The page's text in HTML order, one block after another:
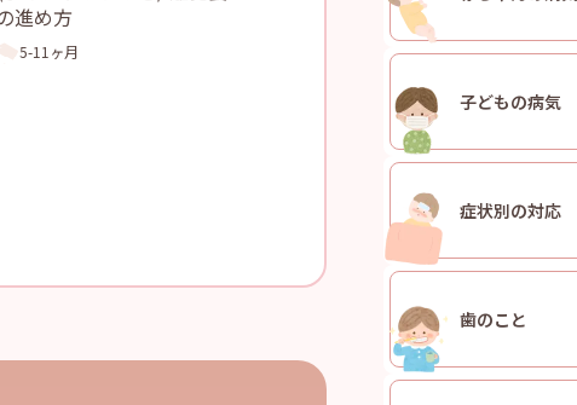
進め方
5-11ヶ月
子どもの病気
症状別の対応
歯のこと